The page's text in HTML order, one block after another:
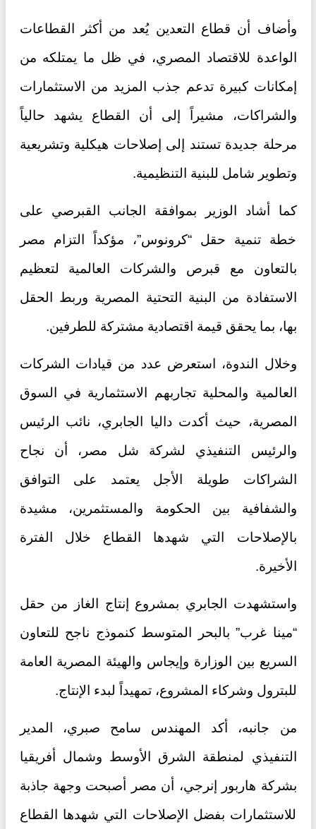
وأضاف أن قطاع التعدين يُعد من أكثر القطاعات
الواعدة للاقتصاد المصري، في ظل ما يمتلكه من
إمكانات كبيرة تدعم جذب المزيد من الاستثمارات
والشراكات، مشيراً إلى أن القطاع يشهد حالياً
مرحلة جديدة تستند إلى إصلاحات هيكلية وتشريعية
وتطوير شامل للبنية التنظيمية.
كما أشاد الوزير بموافقة الجانب القبرصي على
خطة تنمية حقل “كرونوس”، مؤكداً التزام مصر
بالتعاون مع قبرص والشركات العالمية لتعظيم
الاستفادة من البنية التحتية المصرية وربط الحقل
بها، بما يحقق قيمة اقتصادية مشتركة للطرفين.
وخلال الندوة، استعرض عدد من قيادات الشركات
العالمية والمحلية تجاربهم الاستثمارية في السوق
المصرية، حيث أكدت داليا الجابري، نائب الرئيس
والرئيس التنفيذي لشركة شل مصر، أن نجاح
الشراكات طويلة الأجل يعتمد على التوافق
والشفافية بين الحكومة والمستثمرين، مشيدة
بالإصلاحات التي شهدها القطاع خلال الفترة
الأخيرة.
واستشهدت الجابري بمشروع إنتاج الغاز من حقل
“مينا غرب” بالبحر المتوسط كنموذج ناجح للتعاون
السريع بين الوزارة وإيجاس والهيئة المصرية العامة
للبترول وشركاء المشروع، تمهيداً لبدء الإنتاج.
من جانبه، أكد المهندس سامح صبري، المدير
التنفيذي لمنطقة الشرق الأوسط وشمال أفريقيا
بشركة هاربور إنرجي، أن مصر أصبحت وجهة جاذبة
للاستثمارات بفضل الإصلاحات التي شهدها القطاع